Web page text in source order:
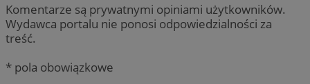
Komentarze są prywatnymi opiniami użytkowników.
Wydawca portalu nie ponosi odpowiedzialności za
treść.
* pola obowiązkowe